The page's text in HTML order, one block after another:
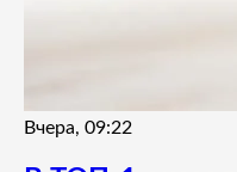
Вчера, 09:22